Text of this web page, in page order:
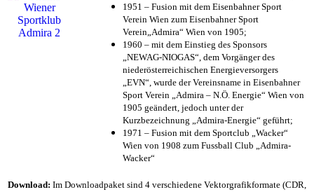
1951 – Fusion mit dem Eisenbahner Sport
Verein Wien zum Eisenbahner Sport
Verein„Admira“ Wien von 1905;
1960 – mit dem Einstieg des Sponsors
„NEWAG-NIOGAS“, dem Vorgänger des
niederösterreichischen Energieversorgers
„EVN“, wurde der Vereinsname in Eisenbahner
Sport Verein „Admira – N.Ö. Energie“ Wien von
1905 geändert, jedoch unter der
Kurzbezeichnung „Admira-Energie“ geführt;
1971 – Fusion mit dem Sportclub „Wacker“
Wien von 1908 zum Fussball Club „Admira-
Wacker“
Download: Im Downloadpaket sind 4 verschiedene Vektorgrafikformate (CDR,